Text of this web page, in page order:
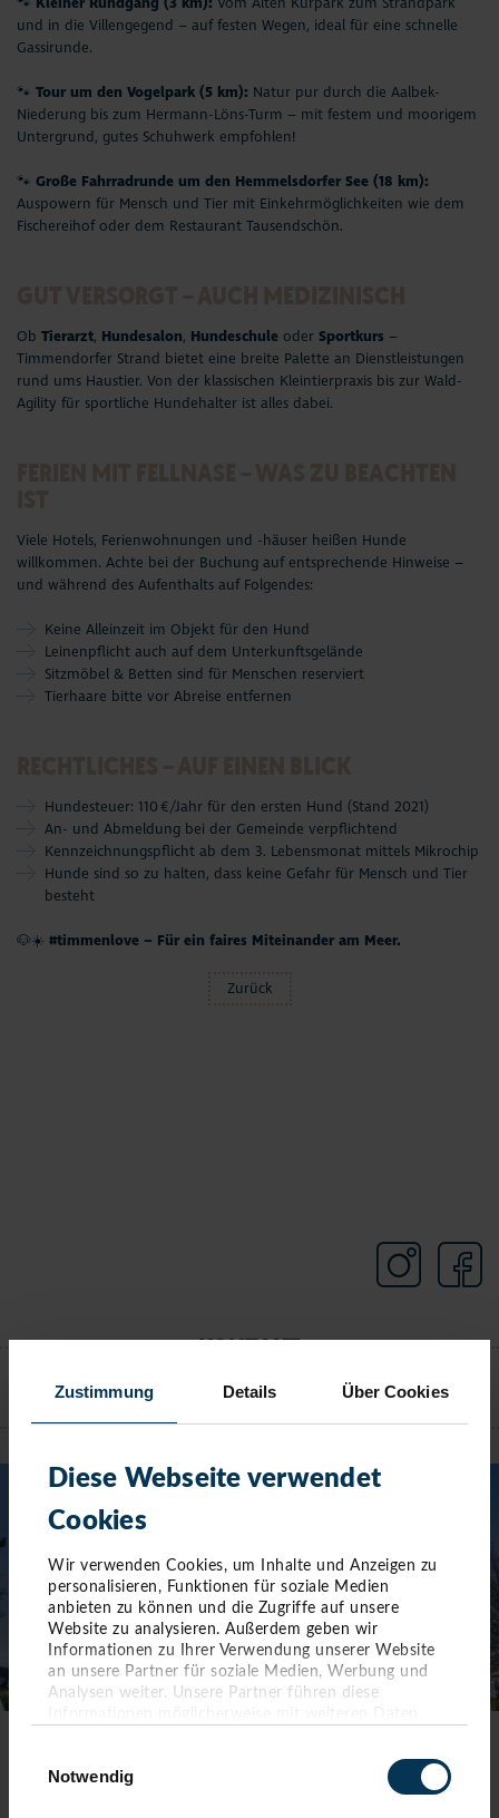
Zustimmung Details Über Cookies
Diese Webseite verwendet
Cookies
Wir verwenden Cookies, um Inhalte und Anzeigen zu
personalisieren, Funktionen für soziale Medien
anbieten zu können und die Zugriffe auf unsere
Website zu analysieren. Außerdem geben wir
Informationen zu Ihrer Verwendung unserer Website
an unsere Partner für soziale Medien, Werbung und
Analysen weiter. Unsere Partner führen diese
sie im Rahmen Ihrer Nutzung der Dienste gesammelt
haben. Sie geben Einwilligung zu unseren Cookies,
Notwendig
und in die Villengegend – auf festen Wegen, ideal für eine schnelle
Gassirunde.
🐾 Tour um den Vogelpark (5 km): Natur pur durch die Aalbek-
Niederung bis zum Hermann-Löns-Turm – mit festem und moorigem
Untergrund, gutes Schuhwerk empfohlen!
🐾 Große Fahrradrunde um den Hemmelsdorfer See (18 km):
Auspowern für Mensch und Tier mit Einkehrmöglichkeiten wie dem
Fischereihof oder dem Restaurant Tausendschön.
Ob Tierarzt, Hundesalon, Hundeschule oder Sportkurs –
Timmendorfer Strand bietet eine breite Palette an Dienstleistungen
rund ums Haustier. Von der klassischen Kleintierpraxis bis zur Wald-
Agility für sportliche Hundehalter ist alles dabei.
Viele Hotels, Ferienwohnungen und -häuser heißen Hunde
willkommen. Achte bei der Buchung auf entsprechende Hinweise –
und während des Aufenthalts auf Folgendes:
Keine Alleinzeit im Objekt für den Hund
Leinenpflicht auch auf dem Unterkunftsgelände
Sitzmöbel & Betten sind für Menschen reserviert
Tierhaare bitte vor Abreise entfernen
Hundesteuer: 110 €/Jahr für den ersten Hund (Stand 2021)
An- und Abmeldung bei der Gemeinde verpflichtend
Kennzeichnungspflicht ab dem 3. Lebensmonat mittels Mikrochip
Hunde sind so zu halten, dass keine Gefahr für Mensch und Tier
besteht
🐶☀️ #timmenlove – Für ein faires Miteinander am Meer.
Zurück
KONTAKT
TIMMENDORFER STRAND
TOURIST-INFORMATION TIMMENDORFER STRAND